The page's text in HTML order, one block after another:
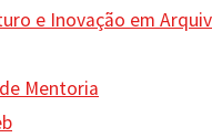
e Inovação em
Mentoria